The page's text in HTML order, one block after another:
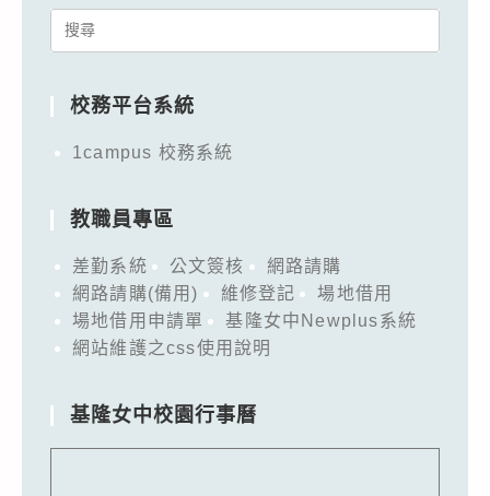
Search
校務平台系統
1campus 校務系統
教職員專區
差勤系統 公文簽核
網路請購
網路請購(備用)
維修登記
場地借用
場地借用申請單
基隆女中Newplus系統
網站維護之css使用說明
基隆女中校園行事曆